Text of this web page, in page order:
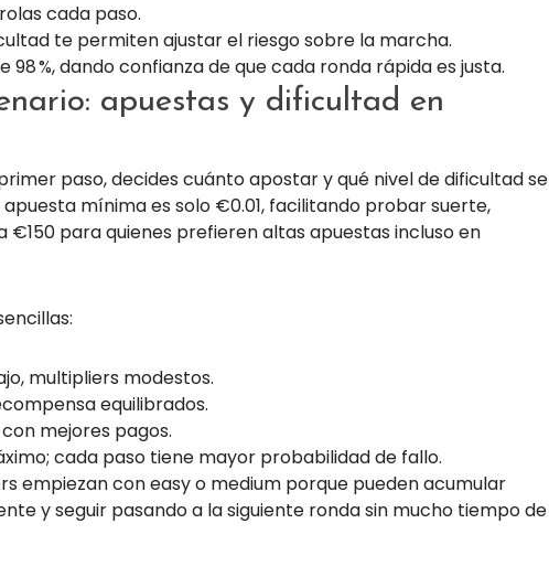
cada paso.
te permiten ajustar el riesgo sobre la marcha.
%, dando confianza de que cada ronda rápida es justa.
apuestas y dificultad en
paso, decides cuánto apostar y qué nivel de dificultad se
mínima es solo €0.01, facilitando probar suerte,
€150 para quienes prefieren altas apuestas incluso en
multipliers modestos.
equilibrados.
mejores pagos.
cada paso tiene mayor probabilidad de fallo.
empiezan con easy o medium porque pueden acumular
y seguir pasando a la siguiente ronda sin mucho tiempo de